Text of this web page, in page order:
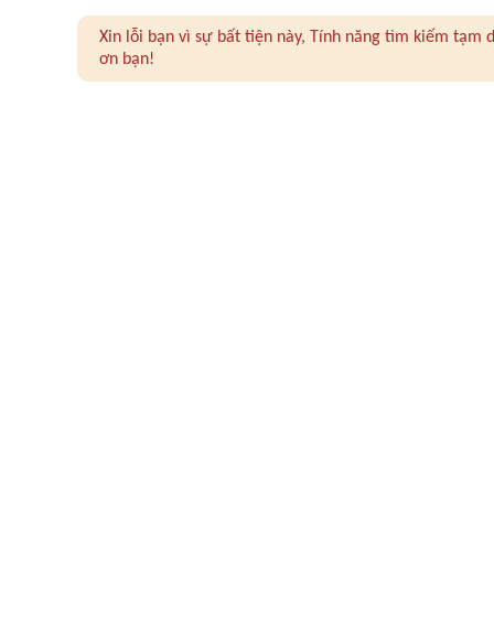
Xin lỗi bạn vì sự bất tiện này, Tính năng tìm kiếm
ơn bạn!